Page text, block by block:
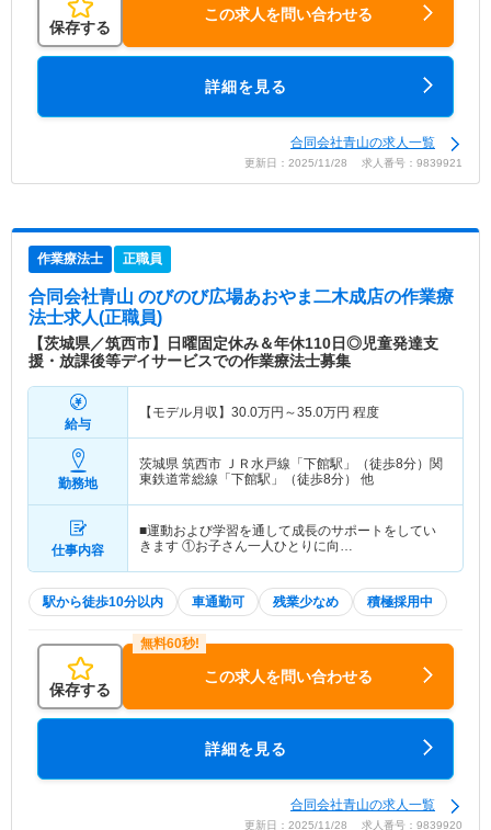
保存する
この求人を問い合わせる
詳細を見る
合同会社青山の求人一覧
更新日：2025/11/28 求人番号：9839921
作業療法士 正職員
合同会社青山 のびのび広場あおやま二木成店の作業療
法士求人(正職員)
【茨城県／筑西市】日曜固定休み＆年休110日◎児童発達支
援・放課後等デイサービスでの作業療法士募集
給与
【モデル月収】 30.0万円～35.0万円 程度
勤務地
茨城県 筑西市 ＪＲ水戸線「下館駅」（徒歩8分）関
東鉄道常総線「下館駅」（徒歩8分） 他
仕事内容
■運動および学習を通して成長のサポートをしてい
きます ①お子さん一人ひとりに向…
駅から徒歩10分以内 車通勤可 残業少なめ 積極採用中
保存する
この求人を問い合わせる
詳細を見る
合同会社青山の求人一覧
更新日：2025/11/28 求人番号：9839920